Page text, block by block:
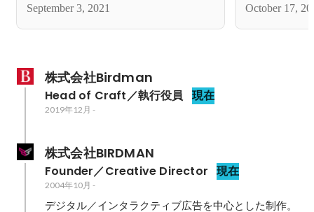
September 3, 2021 October 17,
株式会社Birdman
Head of Craft／執行役員 現在
2019年12月 -
株式会社BIRDMAN
Founder／Creative Director 現在
2004年10月 -
デジタル／インタラクティブ広告を中心とした制作。